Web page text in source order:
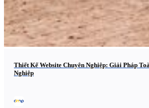
Thiết Kế Website Chuyên Nghiệp: Giải Pháp
Nghiệp